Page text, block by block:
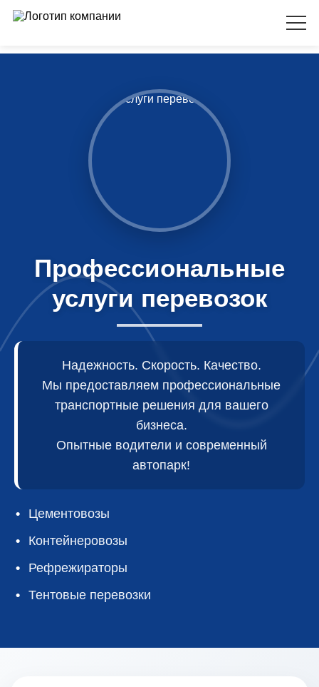
Профессиональные
услуги перевозок
Надежность. Скорость. Качество.
Мы предоставляем профессиональные
транспортные решения для вашего
бизнеса.
Опытные водители и современный
автопарк!
Цементовозы
Контейнеровозы
Рефрежираторы
Тентовые перевозки